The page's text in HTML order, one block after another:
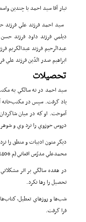
تبار آقا سيد احمد با چندين
سيد احمد فرزند علي فرزند
ديلمي فرزند داود فرزند
عبدالرحيم فرزند عبدالكريم
ابراهيم صدر الدّين فرزند علي
تحصيلات
سید احمد در نه سالگي به
ياد گرفت. سپس در مكتب‌خانه
آموخت. او كه در ميان
دروس حوزوي را نزد وي و شوهر
محمدعلي مدرّس افغاني (م 1406ق) و جلد اول
در هفده سالگي بر اثر
تحصيل را رها نكرد.
فرا گرفت.